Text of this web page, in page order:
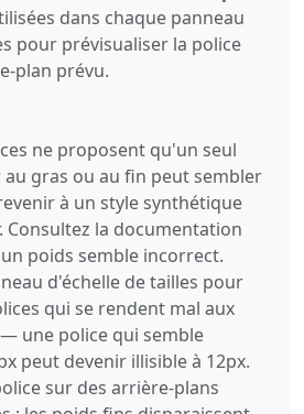
dans chaque panneau
pour prévisualiser la police
plan prévu.
ne proposent qu'un seul
au gras ou au fin peut sembler
à un style synthétique
Consultez la documentation
poids semble incorrect.
d'échelle de tailles pour
qui se rendent mal aux
une police qui semble
peut devenir illisible à 12px.
sur des arrière-plans